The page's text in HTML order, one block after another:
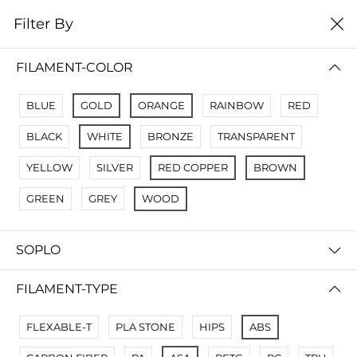
0
No Results
Not Found Filters1
Not Found Filters2
Filter By
FILAMENT-COLOR
BLUE GOLD ORANGE RAINBOW RED
BLACK WHITE BRONZE TRANSPARENT
YELLOW SILVER RED COPPER BROWN
GREEN GREY WOOD
SOPLO
FILAMENT-TYPE
FLEXABLE-T PLA STONE HIPS ABS